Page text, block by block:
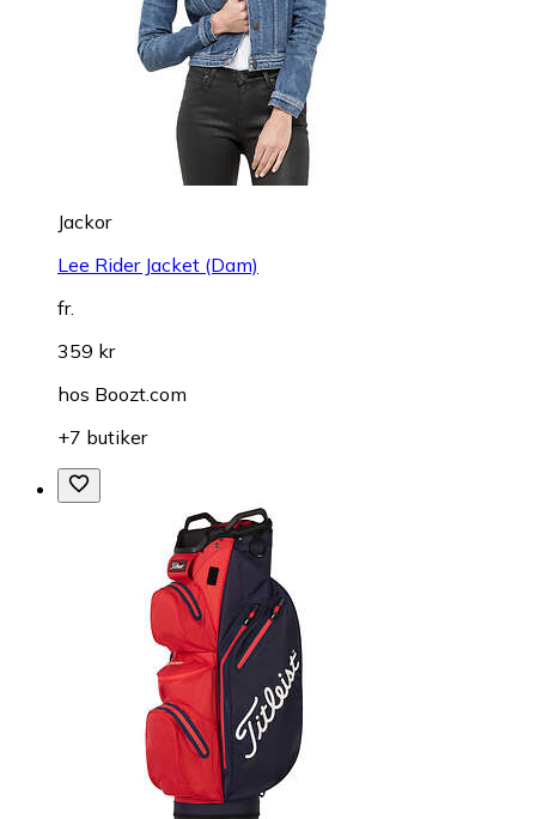
Jackor
Lee Rider Jacket (Dam)
fr.
359 kr
hos Boozt.com
+7 butiker